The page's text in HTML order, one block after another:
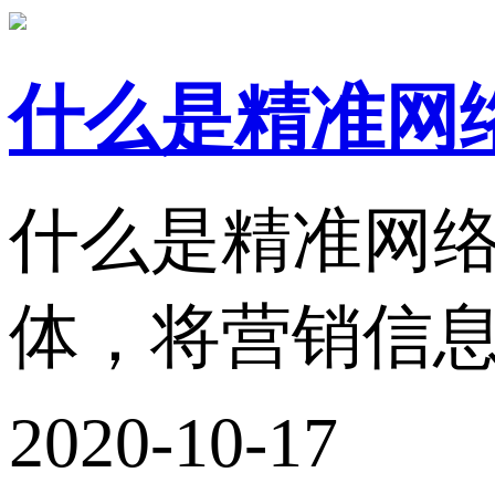
什么是精准网
什么是精准网
体，将营销信
2020-10-17